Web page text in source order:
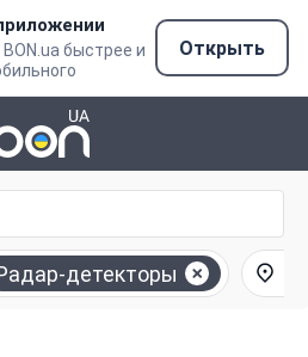
быстрее и
Открыть
детекторы